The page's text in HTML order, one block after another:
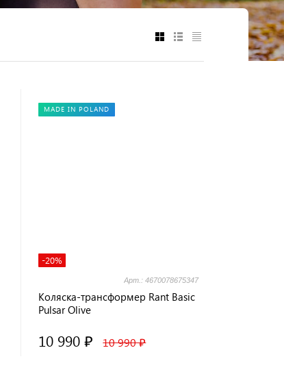
MADE IN POLAND
-20%
Арт.: 4670078675347
Коляска-трансформер Rant Basic
Pulsar Olive
10 990 ₽ 10 990 ₽